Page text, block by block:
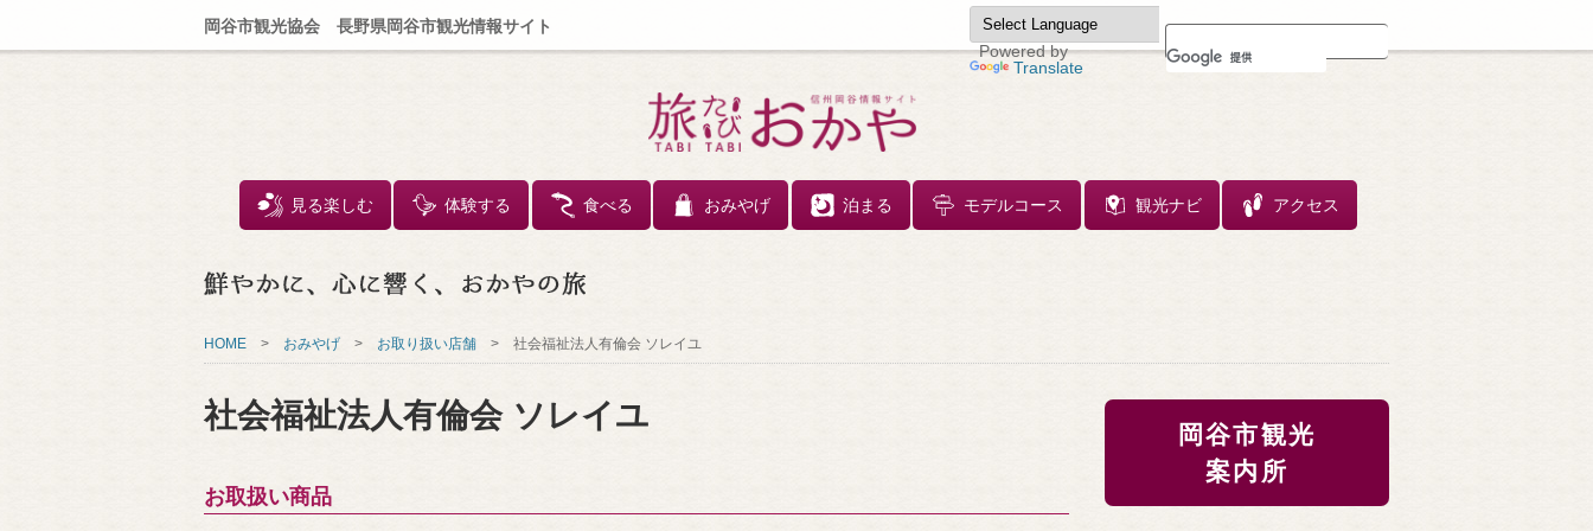
コンテンツへスキップ
見る楽しむ
体験する 食べる おみやげ 泊まる モデルコース 観光ナビ アクセス
岡谷市観光協会 長野県岡谷市観光情報サイト
Powered by
Translate
HOME > おみやげ > お取り扱い店舗 > 社会福祉法人有倫会 ソレイユ
社会福祉法人有倫会 ソレイユ
お取扱い商品
岡谷市観光
案内所